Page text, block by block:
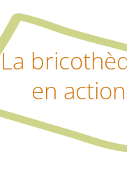
La
en action